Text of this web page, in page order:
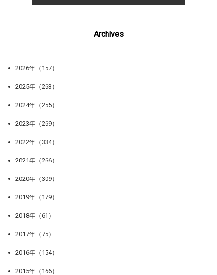
Archives
2026年（157）
2025年（263）
2024年（255）
2023年（269）
2022年（334）
2021年（266）
2020年（309）
2019年（179）
2018年（61）
2017年（75）
2016年（154）
2015年（166）